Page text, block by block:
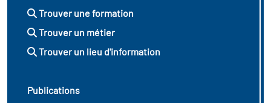
Trouver une formation
Trouver un métier
Trouver un lieu d'information
Publications